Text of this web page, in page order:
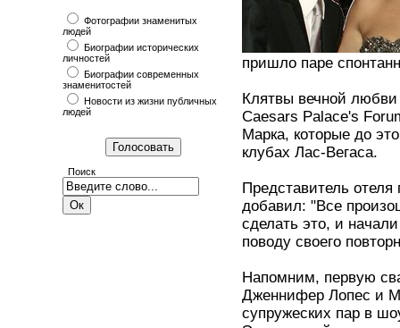
Фотографии знаменитых
людей
Биографии исторических
личностей
Биографии современных
знаменитостей
Новости из жизни публичных
людей
Поиск
пришло паре
Клятвы вечной
Caesars Palace's
Марка, которые до
клубах Лас-Вегаса.
Представитель
добавил: "Все
сделать это, и
поводу своего
Напомним, первую
Дженнифер Лопес и
супружеских пар в